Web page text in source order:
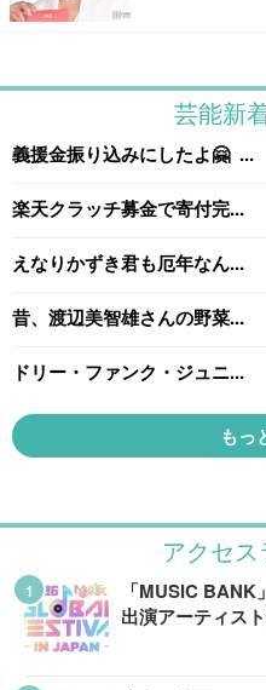
アクセ
「MUSIC BANK
出演アーティス